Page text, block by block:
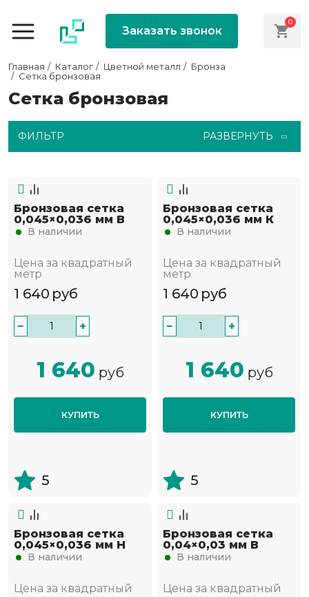
Заказать звонок
0
Главная Каталог Цветной металл
Бронза
Сетка бронзовая
Сетка бронзовая
ФИЛЬТР РАЗВЕРНУТЬ
Бронзовая сетка
0,045×0,036 мм В
В наличии
Цена за квадратный
метр
1 640 руб
− +
1 640 руб
КУПИТЬ
5
Бронзовая сетка
0,045×0,036 мм К
В наличии
Цена за квадратный
метр
1 640 руб
− +
1 640 руб
КУПИТЬ
5
Бронзовая сетка
0,045×0,036 мм Н
В наличии
Цена за квадратный
Бронзовая сетка
0,04×0,03 мм В
В наличии
Цена за квадратный